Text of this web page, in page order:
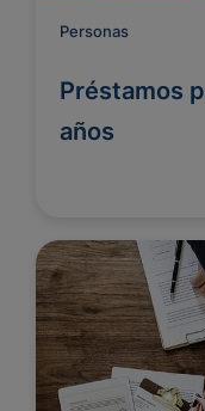
Personas
Préstamos
años